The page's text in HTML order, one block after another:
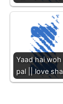
Yaad hai woh
pal || love